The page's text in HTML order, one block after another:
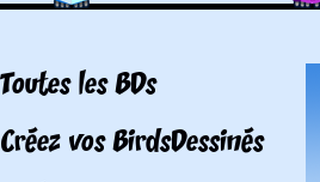
Toutes les BDs
Créez vos BirdsDessinés